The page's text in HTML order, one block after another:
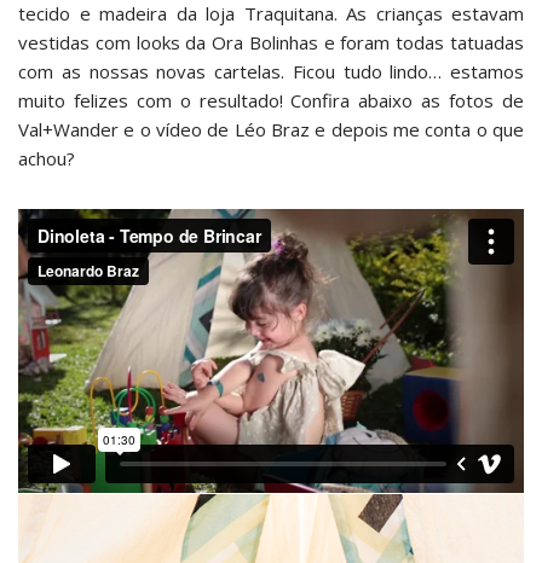
tecido e madeira da loja Traquitana. As crianças estavam
vestidas com looks daOra Bolinhas e foram todas tatuadas
com as nossas novas cartelas. Ficou tudo lindo… estamos
muito felizes com o resultado! Confira abaixo as fotos de
Val+Wander e o vídeo de Léo Braz e depois me conta o que
achou?